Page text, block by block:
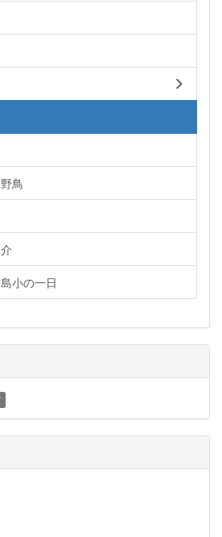
鳥
小の一日